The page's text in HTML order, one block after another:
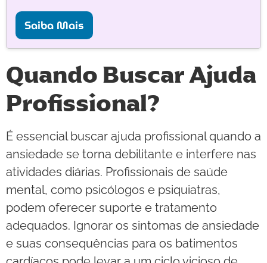
Saiba Mais
Quando Buscar Ajuda
Profissional?
É essencial buscar ajuda profissional quando a
ansiedade se torna debilitante e interfere nas
atividades diárias. Profissionais de saúde
mental, como psicólogos e psiquiatras,
podem oferecer suporte e tratamento
adequados. Ignorar os sintomas de ansiedade
e suas consequências para os batimentos